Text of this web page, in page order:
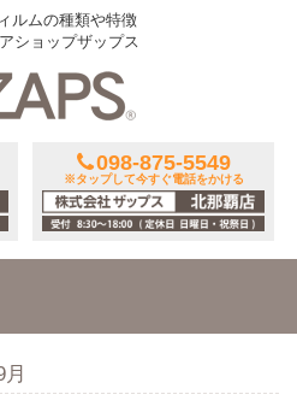
ルムの種類や特徴
ショップザップス
098-875-5549
※タップして今すぐ電話をかける